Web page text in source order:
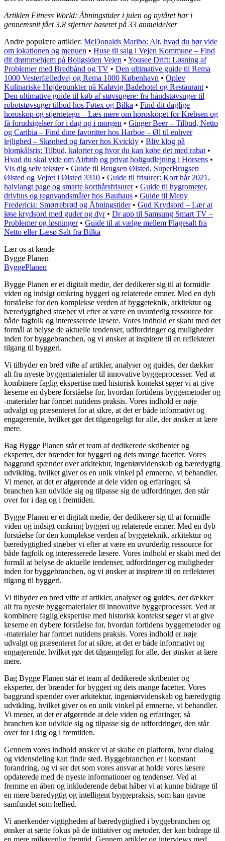
Artiklen Fitness World: Åbningstider i julen og nytåret har i
gennemsnit fået3.8 stjerner baseret på 33 anmeldelser
Andre populære artikler: McDonalds Maribo: Alt, hvad du bør vide
om lokationen og menuen • Huse til salg i Vejen Kommune – Find
dit drømmehjem på Boligsiden Vejen • Yousee Drift: Løsning af
Problemer med Bredbånd og TV • Den ultimative guide til Rema
1000 Vesterfælledvej og Rema 1000 København • Oplev
Kulinariske Højdepunkter på Kaløvig Badehotel og Restaurant •
Den ultimative guide til køb af støvsugere: fra håndstøvsuger til
robotstøvsuger tilbud hos Føtex og Bilka • Find dit daglige
horoskop og stjernetegn – Læs mere om horoskopet for Krebsen og
få forudsigelser for i dag og i morgen • Ginger Beer – Tilbud, Netto
og Caribia – Find dine favoritter hos Harboe – Øl til enhver
lejlighed – Skønhed og farver hos Kvickly • Bliv klog på
blomkålsris: Tilbud, kalorier og hvor du kan købe det med rabat •
Hvad du skal vide om Airbnb og privat boligudlejning i Horsens •
Vis dig selv tekster• Guide til Brugsen Ølsted, SuperBrugsen
Ølsted og Vejret i Ølsted 3310 • Guide til frisurer: Kort hår 2021,
halvlangt page og smarte korthårsfrisurer• Guide til hygrometer,
drivhus og regnvandsmåler hos Bauhaus • Guide til Meny
Fredericia: Smørrebrød og Åbningstider• Gud Krydsord – Lær at
løse krydsord med guder og dyr• Dr app til Samsung Smart TV –
Problemer og løsninger• Guide til at vælge mellem Flagesalt fra
Netto eller Læsø Salt fra Bilka
Lær os at kende
Bygge Planen
ByggePlanen
Bygge Planen er et digitalt medie, der dedikerer sig til at formidle
viden og indsigt omkring byggeri og relaterede emner. Med en dyb
forståelse for den komplekse verden af byggeteknik, arkitektur og
bæredygtighed stræber vi efter at være en uvurderlig ressource for
både fagfolk og interesserede læsere. Vores indhold er skabt med det
formål at belyse de aktuelle tendenser, udfordringer og muligheder
inden for byggebranchen, og vi ønsker at inspirere til en reflekteret
tilgang til byggeri.
Vi tilbyder en bred vifte af artikler, analyser og guides, der dækker
alt fra nyeste byggematerialer til innovative byggeprocesser. Ved at
kombinere faglig ekspertise med historisk kontekst søger vi at give
læserne en dybere forståelse for, hvordan fortidens byggemetoder og
-materialer har formet nutidens praksis. Vores indhold er nøje
udvalgt og præsenteret for at sikre, at det er både informativt og
engagerende, hvilket gør det tilgængeligt for alle, der ønsker at lære
mere.
Bag Bygge Planen står et team af dedikerede skribenter og
eksperter, der brænder for byggeri og dets mange facetter. Vores
baggrund spænder over arkitektur, ingeniørvidenskab og bæredygtig
udvikling, hvilket giver os en unik vinkel på emnerne, vi behandler.
Vi mener, at det er afgørende at dele viden og erfaringer, så
branchen kan udvikle sig og tilpasse sig de udfordringer, den står
over for i dag og i fremtiden.
Bygge Planen er et digitalt medie, der dedikerer sig til at formidle
viden og indsigt omkring byggeri og relaterede emner. Med en dyb
forståelse for den komplekse verden af byggeteknik, arkitektur og
bæredygtighed stræber vi efter at være en uvurderlig ressource for
både fagfolk og interesserede læsere. Vores indhold er skabt med det
formål at belyse de aktuelle tendenser, udfordringer og muligheder
inden for byggebranchen, og vi ønsker at inspirere til en reflekteret
tilgang til byggeri.
Vi tilbyder en bred vifte af artikler, analyser og guides, der dækker
alt fra nyeste byggematerialer til innovative byggeprocesser. Ved at
kombinere faglig ekspertise med historisk kontekst søger vi at give
læserne en dybere forståelse for, hvordan fortidens byggemetoder og
-materialer har formet nutidens praksis. Vores indhold er nøje
udvalgt og præsenteret for at sikre, at det er både informativt og
engagerende, hvilket gør det tilgængeligt for alle, der ønsker at lære
mere.
Bag Bygge Planen står et team af dedikerede skribenter og
eksperter, der brænder for byggeri og dets mange facetter. Vores
baggrund spænder over arkitektur, ingeniørvidenskab og bæredygtig
udvikling, hvilket giver os en unik vinkel på emnerne, vi behandler.
Vi mener, at det er afgørende at dele viden og erfaringer, så
branchen kan udvikle sig og tilpasse sig de udfordringer, den står
over for i dag og i fremtiden.
Gennem vores indhold ønsker vi at skabe en platform, hvor dialog
og vidensdeling kan finde sted. Byggebranchen er i konstant
forandring, og vi ser det som vores ansvar at holde vores læsere
opdaterede med de nyeste informationer og tendenser. Ved at
fremme en åben og inkluderende debat håber vi at kunne bidrage til
en mere bæredygtig og intelligent byggepraksis, som kan gavne
samfundet som helhed.
Vi anerkender vigtigheden af bæredygtighed i byggebranchen og
ønsker at sætte fokus på de initiativer og metoder, der kan bidrage til